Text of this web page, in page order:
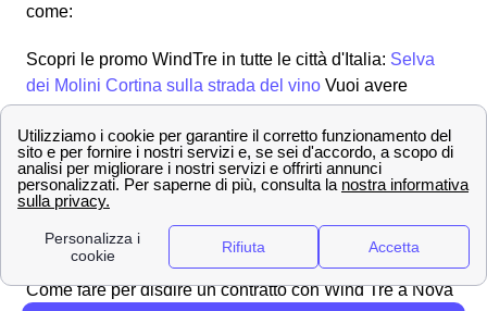
come:
Scopri le promo WindTre in tutte le città d'Italia: Selva
dei Molini Cortina sulla strada del vino Vuoi avere
maggiori dettagli? Scopri tutti i punti WindTre nella
provincia di Bolzano
Contatta i numeri dell'assistenza clienti Wind Tre a
Nova Ponente
Effettuare una disdetta con Wind Tre a Nova
Ponente
Come fare per disdire un contratto con Wind Tre a Nova